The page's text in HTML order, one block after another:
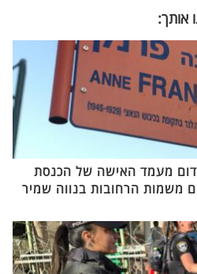
אותך:
מעמד האישה של הכנסת
הרחובות בנווה שמיר